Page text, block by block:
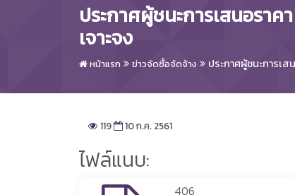
ประกาศผู้ชนะการเสนอรา
เจาะจง
หน้าแรก ข่าวจัดซื้อจัดจ้าง ประกาศผู้ชนะการเส
119 10 ก.ค. 2561
ไฟล์แนบ:
406